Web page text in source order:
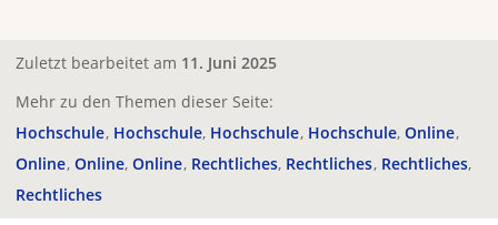
Zuletzt bearbeitet am 11. Juni 2025
Mehr zu den Themen dieser Seite:
Hochschule Hochschule Hochschule Hochschule Online
Online Online Online Rechtliches Rechtliches Rechtliches
Rechtliches